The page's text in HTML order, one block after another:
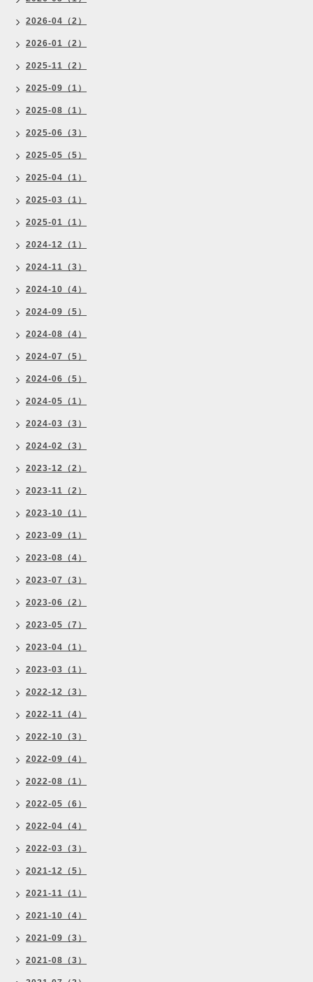
2026-04（2）
2026-01（2）
2025-11（2）
2025-09（1）
2025-08（1）
2025-06（3）
2025-05（5）
2025-04（1）
2025-03（1）
2025-01（1）
2024-12（1）
2024-11（3）
2024-10（4）
2024-09（5）
2024-08（4）
2024-07（5）
2024-06（5）
2024-05（1）
2024-03（3）
2024-02（3）
2023-12（2）
2023-11（2）
2023-10（1）
2023-09（1）
2023-08（4）
2023-07（3）
2023-06（2）
2023-05（7）
2023-04（1）
2023-03（1）
2022-12（3）
2022-11（4）
2022-10（3）
2022-09（4）
2022-08（1）
2022-05（6）
2022-04（4）
2022-03（3）
2021-12（5）
2021-11（1）
2021-10（4）
2021-09（3）
2021-08（3）